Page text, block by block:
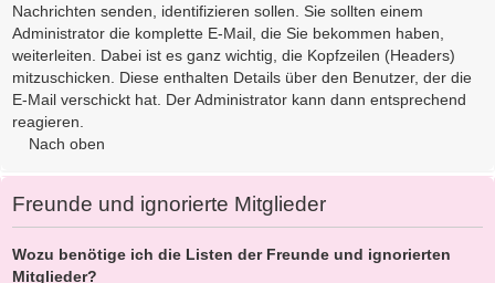
Nachrichten senden, identifizieren sollen. Sie sollten einem
Administrator die komplette E-Mail, die Sie bekommen haben,
weiterleiten. Dabei ist es ganz wichtig, die Kopfzeilen (Headers)
mitzuschicken. Diese enthalten Details über den Benutzer, der die
E-Mail verschickt hat. Der Administrator kann dann entsprechend
reagieren.
Nach oben
Freunde und ignorierte Mitglieder
Wozu benötige ich die Listen der Freunde und ignorierten
Mitglieder?